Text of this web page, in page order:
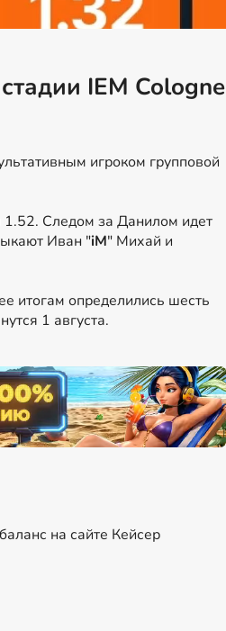
IEM Cologne
игроком групповой
1.52. Следом за Данилом идет
Иван "iM" Михай и
итогам определились шесть
1 августа.
на сайте Кейсер